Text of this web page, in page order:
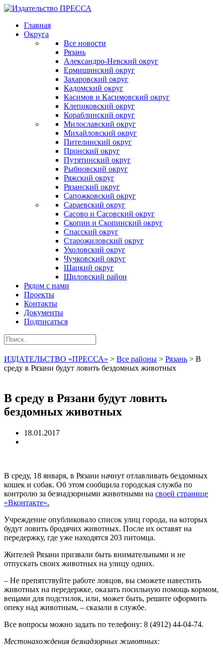
Главная
Округа
Все новости
Рязань
Александро-Невский округ
Ермишинский округ
Захаровский округ
Кадомский округ
Касимов и Касимовский округ
Клепиковский округ
Кораблинский округ
Милославский округ
Михайловский округ
Пителинский округ
Пронский округ
Путятинский округ
Рыбновский округ
Ряжский округ
Рязанский округ
Сапожковский округ
Сараевский округ
Сасово и Сасовский округ
Скопин и Скопинский округ
Спасский округ
Старожиловский округ
Ухоловский округ
Чучковский округ
Шацкий округ
Шиловский район
Рядом с нами
Проекты
Контакты
Документы
Подписаться
ИЗДАТЕЛЬСТВО «ПРЕССА» > Все районы > Рязань > В
среду в Рязани будут ловить бездомных животных
В среду в Рязани будут ловить
бездомных животных
18.01.2017
В среду, 18 января, в Рязани начнут отлавливать бездомных
кошек и собак. Об этом сообщила городская служба по
контролю за безнадзорными животными на своей странице
«Вконтакте».
Учреждение опубликовало список улиц города, на которых
будут ловить бродячих животных. После их оставят на
передержку, где уже находятся 203 питомца.
Жителей Рязани призвали быть внимательными и не
отпускать своих животных на улицу одних.
– Не препятствуйте работе ловцов, вы сможете навестить
животных на передержке, оказать посильную помощь кормом,
вещами для подстилок, или, может быть, решите оформить
опеку над животным, – сказали в службе.
Все вопросы можно задать по телефону: 8 (4912) 44-04-74.
Местонахождения безнадзорных животных: